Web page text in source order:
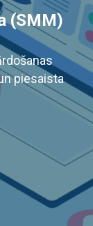
(SMM)
piesaista